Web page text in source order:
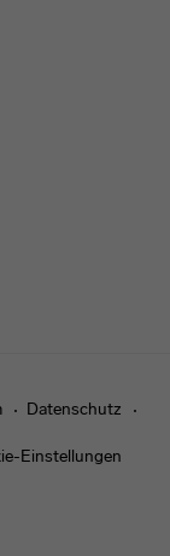
Datenschutz
Einstellungen